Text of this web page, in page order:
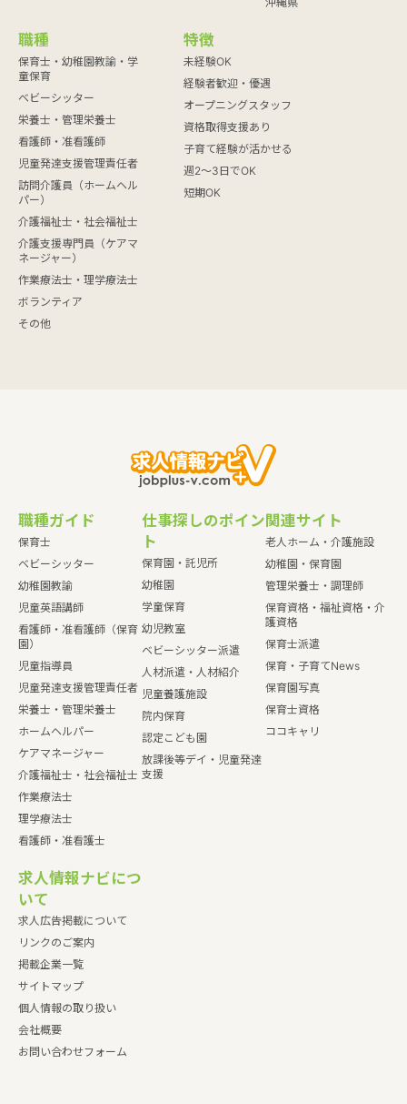
職種
保育士・幼稚園教諭・学
童保育
ベビーシッター
栄養士・管理栄養士
看護師・准看護師
児童発達支援管理責任者
訪問介護員（ホームヘル
パー）
介護福祉士・社会福祉士
介護支援専門員（ケアマ
ネージャー）
作業療法士・理学療法士
ボランティア
その他
特徴
未経験OK
経験者歓迎・優遇
オープニングスタッフ
資格取得支援あり
子育て経験が活かせる
週2～3日でOK
短期OK
職種ガイド
保育士
ベビーシッター
幼稚園教諭
児童英語講師
看護師・准看護師（保育
園）
児童指導員
児童発達支援管理責任者
栄養士・管理栄養士
ホームヘルパー
ケアマネージャー
介護福祉士・社会福祉士
作業療法士
理学療法士
看護師・准看護士
仕事探しのポイン
ト
保育園・託児所
幼稚園
学童保育
幼児教室
ベビーシッター派遣
人材派遣・人材紹介
児童養護施設
院内保育
認定こども園
放課後等デイ・児童発達
支援
関連サイト
老人ホーム・介護施設
幼稚園・保育園
管理栄養士・調理師
保育資格・福祉資格・介
護資格
保育士派遣
保育・子育てNews
保育園写真
保育士資格
ココキャリ
求人情報ナビにつ
いて
求人広告掲載について
リンクのご案内
掲載企業一覧
サイトマップ
個人情報の取り扱い
会社概要
お問い合わせフォーム